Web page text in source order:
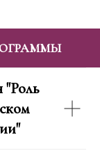
"Роль